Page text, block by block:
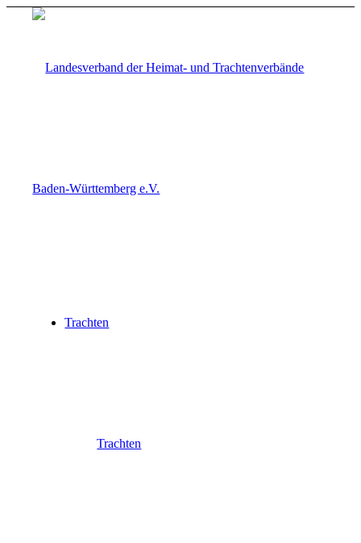
Trachten
Trachten